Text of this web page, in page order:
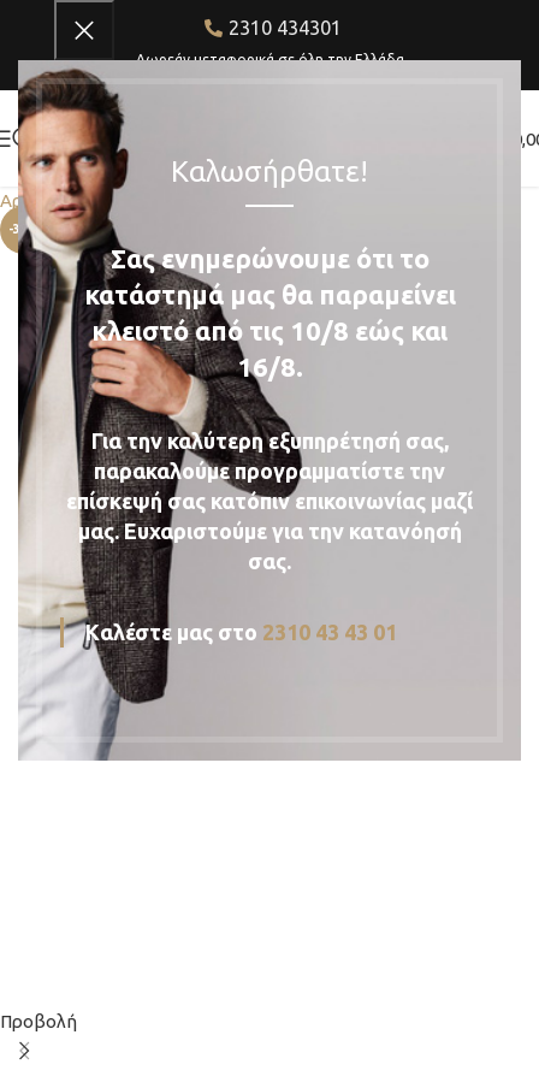
Καλωσήρθατε!
Σας ενημερώνουμε ότι το
κατάστημά μας θα παραμείνει
κλειστό από τις 10/8 εώς και
16/8.
Για την καλύτερη εξυπηρέτησή σας,
παρακαλούμε προγραμματίστε την
επίσκεψή σας κατόπιν επικοινωνίας μαζί
μας.Ευχαριστούμε για την κατανόησή
σας.
Kαλέστε μας στο 2310 43 43 01
2310 434301
Δωρεάν μεταφορικά σε όλη την Ελλάδα
Αρχική σελίδα Μπουφάν · Milestone Soave
-35%
Προβολή